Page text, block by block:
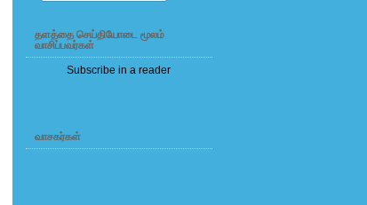
தளத்தை செய்தியோடை மூலம்
வாசிப்பவர்கள்
Subscribe in a reader
வாசகர்கள்